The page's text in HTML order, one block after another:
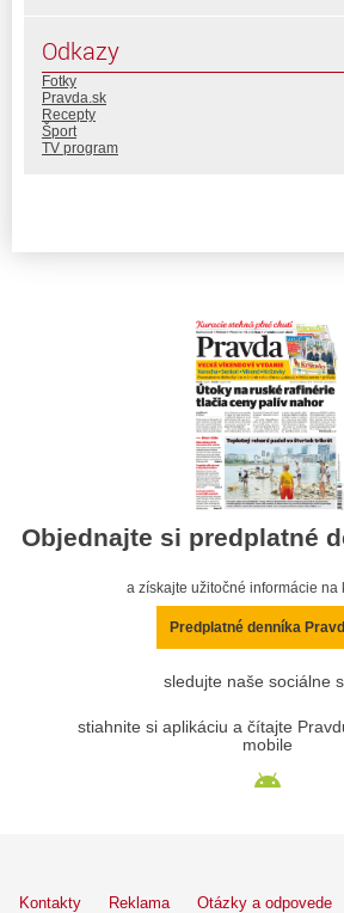
Odkazy
Fotky
Pravda.sk
Recepty
Šport
TV program
Objednajte si predplatné
a získajte užitočné informácie na
Predplatné denníka
sledujte naše sociálne
stiahnite si aplikáciu a čítajte
mobile
Kontakty Reklama Otázky a odpovede